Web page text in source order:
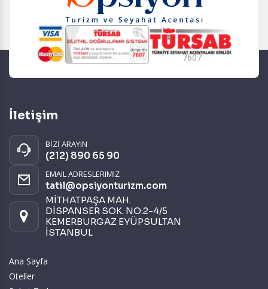
7607
İletişim
BİZİ ARAYIN
(212) 890 65 90
EMAIL ADRESLERIMIZ
tatil@opsiyonturizm.com
MİTHATPAŞA MAH.
DİSPANSER SOK. NO:2-4/5
KEMERBURGAZ EYÜPSULTAN
İSTANBUL
Ana Sayfa
Oteller